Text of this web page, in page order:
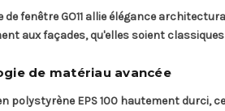
de fenêtre GO11 allie élégance
aux façades, qu'elles soient
de matériau avancée
polystyrène EPS 100 hautement durci,